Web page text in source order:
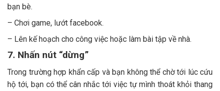
bạn bè.
– Chơi game, lướt facebook.
– Lên kế hoạch cho công việc hoặc làm bài tập về nhà.
7. Nhấn nút “dừng”
Trong trường hợp khẩn cấp và bạn không thể chờ tới lúc cứu
hộ tới, bạn có thể cân nhắc tới việc tự mình thoát khỏi thang